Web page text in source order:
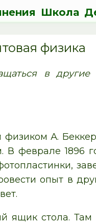
Школа
физика
в другие
физиком А.
феврале 1896
опыт в
ящик стола.